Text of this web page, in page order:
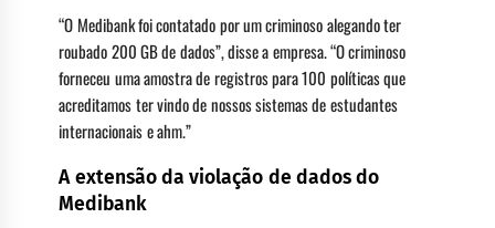
“O Medibank foi contatado por um criminoso alegando ter
roubado 200 GB de dados”, disse a empresa. “O criminoso
forneceu uma amostra de registros para 100 políticas que
acreditamos ter vindo de nossos sistemas de estudantes
internacionais e ahm.”
A extensão da violação de dados do
Medibank